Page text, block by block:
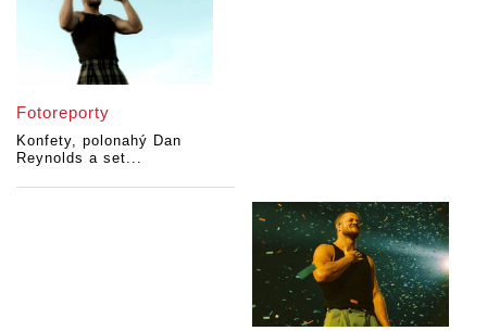
Fotoreporty
Konfety, polonahý Dan
Reynolds a set...